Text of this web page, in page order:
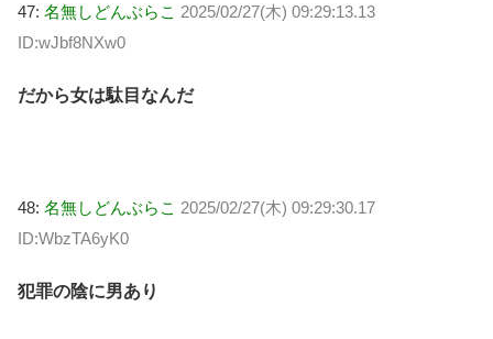
47: 名無しどんぶらこ 2025/02/27(木) 09:29:13.13
ID:wJbf8NXw0
だから女は駄目なんだ
48: 名無しどんぶらこ 2025/02/27(木) 09:29:30.17
ID:WbzTA6yK0
犯罪の陰に男あり